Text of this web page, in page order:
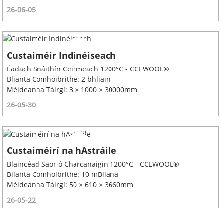
26-06-05
Custaiméir Indinéiseach
Éadach Snáithín Ceirmeach 1200°C - CCEWOOL®
Blianta Comhoibrithe: 2 bhliain
Méideanna Táirgí: 3 × 1000 × 30000mm
26-05-30
Custaiméirí na hAstráile
Blaincéad Saor ó Charcanaigin 1200°C - CCEWOOL®
Blianta Comhoibrithe: 10 mBliana
Méideanna Táirgí: 50 × 610 × 3660mm
26-05-22